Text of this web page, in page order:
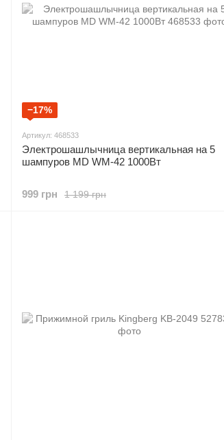
−17%
Артикул: 468533
Электрошашлычница вертикальная на 5
шампуров MD WM-42 1000Вт
1 199 грн
999 грн